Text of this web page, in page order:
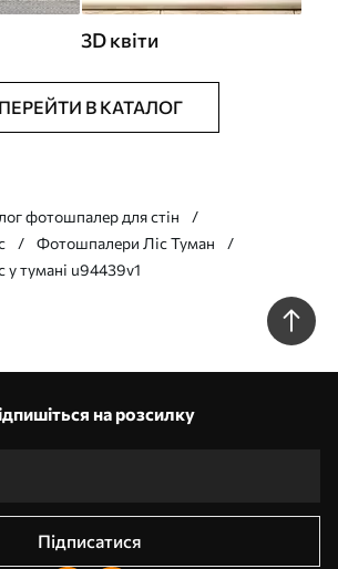
3D квіти
ПЕРЕЙТИ В КАТАЛОГ
фотошпалер для стін
Фотошпалери Ліс Туман
тумані u94439v1
на розсилку
Підписатися